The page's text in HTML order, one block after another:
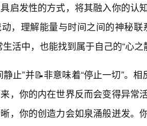
启发性的方式，将其融入你的认
，理解能量与时间之间的神秘
活中，也能找到属于自己的“心之
静止”并📝非意味着“停止一切”。
，你的内在世界反而会变得异常
，你的创造力会如泉涌般迸发。